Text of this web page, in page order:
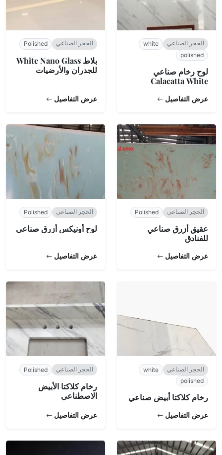
الحجر الصناعي
white
polished
لوح رخام صناعي
Calacatta White
عرض التفاصيل
الحجر الصناعي Polished
بلاط White Nano Glass
للجدران والأرضيات
عرض التفاصيل
الحجر الصناعي Polished
عقيق أزرق صناعي
للفنادق
عرض التفاصيل
الحجر الصناعي Polished
لوح أونيكس أزرق صناعي
عرض التفاصيل
الحجر الصناعي
white
polished
رخام كلاكتا أبيض صناعي
عرض التفاصيل
الحجر الصناعي Polished
رخام كلاكتا الأبيض
الاصطناعي
عرض التفاصيل